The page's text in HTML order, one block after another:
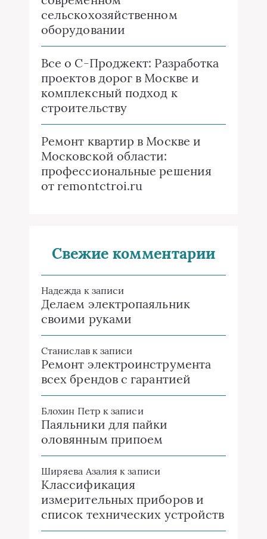
сельскохозяйственном
оборудовании
Все о C-Проджект: Разработка
проектов дорог в Москве и
комплексный подход к
строительству
Ремонт квартир в Москве и
Московской области:
профессиональные решения
от remontctroi.ru
Свежие комментарии
Надежда к записи
Делаем электропаяльник
своими руками
Станиславк записи
Ремонт электроинструмента
всех брендов с гарантией
Блохин Петр к записи
Паяльники для пайки
оловянным припоем
Ширяева Азалия к записи
Классификация
измерительных приборов и
список технических устройств